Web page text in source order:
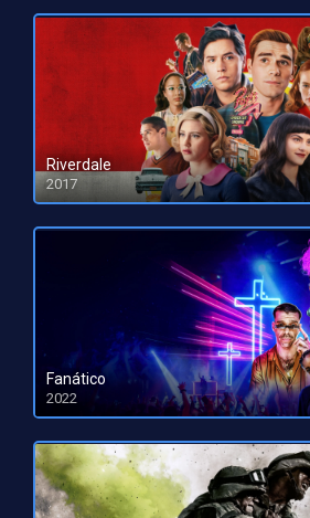
Riverdale
2017
HD 1080pHD 720p
Fanático
2022
HD 1080pHD 720p